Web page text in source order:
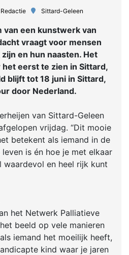
Redactie Sittard-Geleen
van een kunstwerk van
vraagt voor mensen
en hun naasten. Het
eerst te zien in Sittard,
blijft tot 18 juni in Sittard,
door Nederland.
van Sittard-Geleen
vrijdag. “Dit mooie
betekent als iemand in de
is én hoe je met elkaar
waardevol en heel rijk kunt
het Netwerk Palliatieve
beeld op vele manieren
iemand het moeilijk heeft,
kind waar je jaren